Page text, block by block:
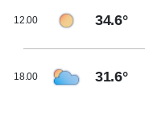
12.00 34.6°
18.00 31.6°